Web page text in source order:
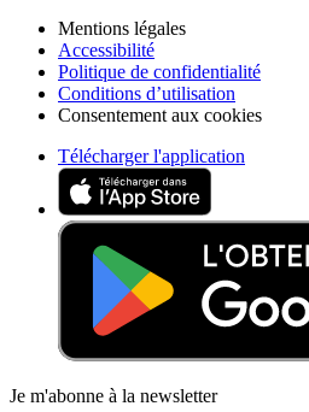
Mentions légales
Accessibilité
Politique de confidentialité
Conditions d’utilisation
Consentement aux cookies
Télécharger l'application
Je m'abonne à la newsletter